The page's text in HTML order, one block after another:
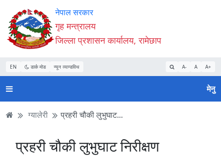
Accessibility
Mode
सुरु
गर्नुहोस्
सामाग्री
पढ्नुहाेस्
नेभिगेसन
पढ्नुहाेस्
वेबसाइट
खोजमा
जानुहोस्
नेपाल सरकार
गृह मन्त्रालय
जिल्ला प्रशासन कार्यालय, रामेछाप
EN डार्क मोड न्यून व्यान्डविथ A- A A+
मेनु
ग्यालेरी प्रहरी चौकी लुभुघाट...
प्रहरी चौकी लुभुघाट निरीक्षण